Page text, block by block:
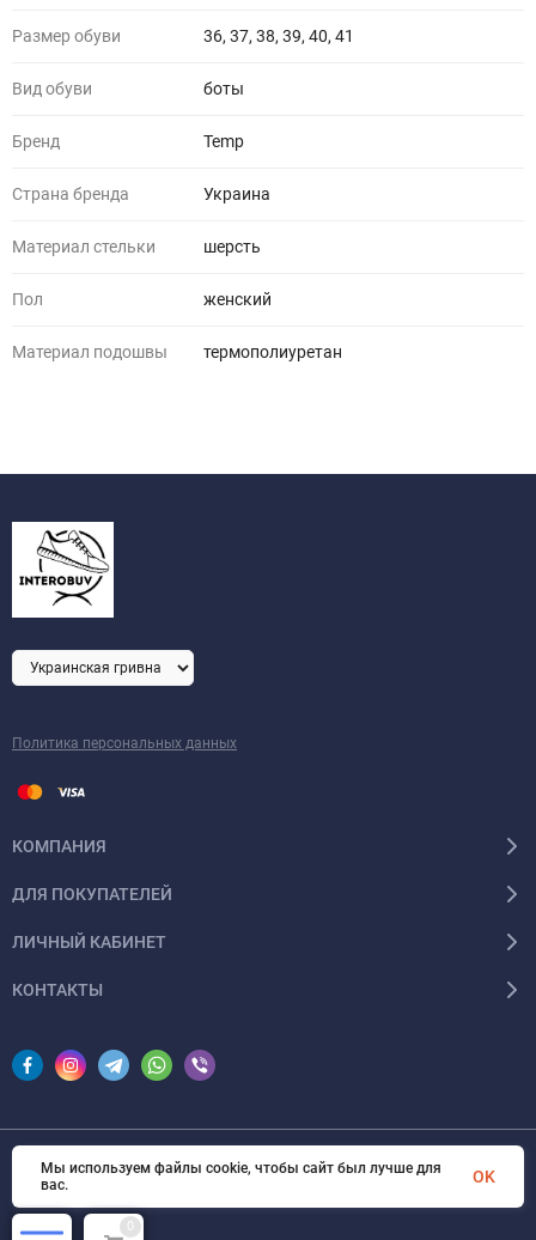
Размер обуви 36, 37, 38, 39, 40, 41
Вид обуви боты
Бренд Temp
Страна бренда Украина
Материал стельки шерсть
Пол женский
Материал подошвы термополиуретан
Политика персональных данных
КОМПАНИЯ
ДЛЯ ПОКУПАТЕЛЕЙ
ЛИЧНЫЙ КАБИНЕТ
КОНТАКТЫ
© 2026 InSale. Все права защищены
0
Мы используем файлы cookie, чтобы сайт был лучше для
вас.
OK